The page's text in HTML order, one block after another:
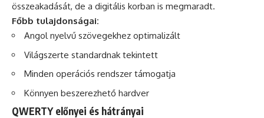
összeakadását, de a digitális korban is megmaradt.
Főbb tulajdonságai:
Angol nyelvű szövegekhez optimalizált
Világszerte standardnak tekintett
Minden operációs rendszer támogatja
Könnyen beszerezhető hardver
QWERTY előnyei és hátrányai